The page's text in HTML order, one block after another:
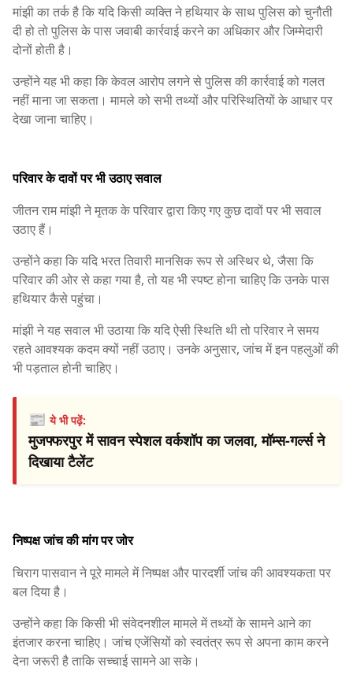
मांझी का तर्क है कि यदि किसी व्यक्ति ने हथियार के साथ पुलिस को चुनौती
दी हो तो पुलिस के पास जवाबी कार्रवाई करने का अधिकार और जिम्मेदारी
दोनों होती है।
उन्होंने यह भी कहा कि केवल आरोप लगने से पुलिस की कार्रवाई को गलत
नहीं माना जा सकता। मामले को सभी तथ्यों और परिस्थितियों के आधार पर
देखा जाना चाहिए।
परिवार के दावों पर भी उठाए सवाल
जीतन राम मांझी ने मृतक के परिवार द्वारा किए गए कुछ दावों पर भी सवाल
उठाए हैं।
उन्होंने कहा कि यदि भरत तिवारी मानसिक रूप से अस्थिर थे, जैसा कि
परिवार की ओर से कहा गया है, तो यह भी स्पष्ट होना चाहिए कि उनके पास
हथियार कैसे पहुंचा।
मांझी ने यह सवाल भी उठाया कि यदि ऐसी स्थिति थी तो परिवार ने समय
रहते आवश्यक कदम क्यों नहीं उठाए। उनके अनुसार, जांच में इन पहलुओं की
भी पड़ताल होनी चाहिए।
📰ये भी पढ़ें:
मुजफ्फरपुर में सावन स्पेशल वर्कशॉप का जलवा, मॉम्स-गर्ल्स ने
दिखाया टैलेंट
निष्पक्ष जांच की मांग पर जोर
चिराग पासवान ने पूरे मामले में निष्पक्ष और पारदर्शी जांच की आवश्यकता पर
बल दिया है।
उन्होंने कहा कि किसी भी संवेदनशील मामले में तथ्यों के सामने आने का
इंतजार करना चाहिए। जांच एजेंसियों को स्वतंत्र रूप से अपना काम करने
देना जरूरी है ताकि सच्चाई सामने आ सके।